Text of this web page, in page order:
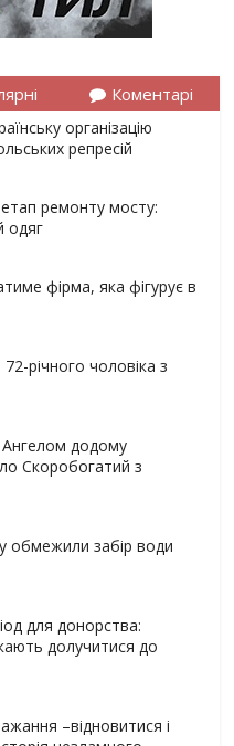
Коментарі
організацію
репресій
ремонту мосту:
одяг
фірма, яка фігурує в
річного чоловіка з
Ангелом додому
Скоробогатий з
обмежили забір води
для донорства:
долучитися до
–відновитися і